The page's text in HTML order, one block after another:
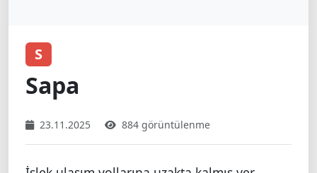
S
Sapa
23.11.2025 884 görüntülenme